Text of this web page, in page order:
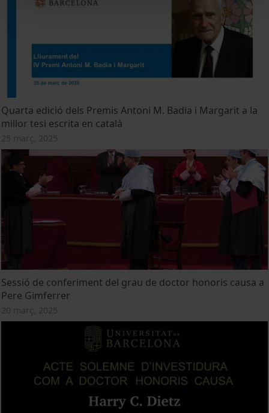
Quarta edició dels Premis Antoni M. Badia i Margarit a la
millor tesi escrita en català
25 març, 2025
Sessió de conferiment del grau de doctor honoris causa a
Pere Gimferrer
20 març, 2025